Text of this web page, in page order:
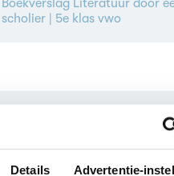
Details Advertentie-
Boekverslag Literatuur door
scholier| 5e klas vwo
Boekje: Karel ende Elegast
Samenvatting Literatuur door
scholier